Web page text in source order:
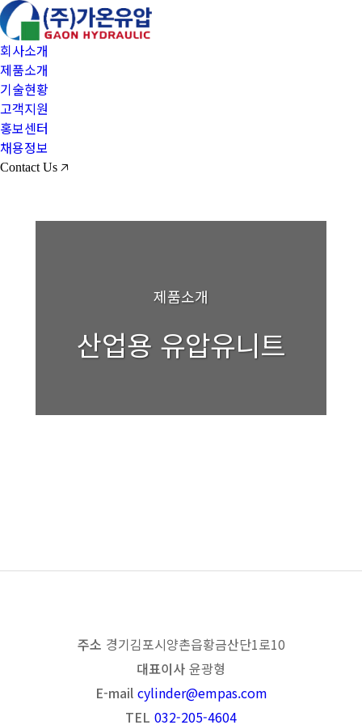
회사소개
제품소개
기술현황
고객지원
홍보센터
채용정보
Contact Us 🡥
제품소개
산업용 유압유니트
주소 경기 김포시 양촌읍 황금산단1로 10
대표이사 윤광형
E-mail cylinder@empas.com
TEL 032-205-4604